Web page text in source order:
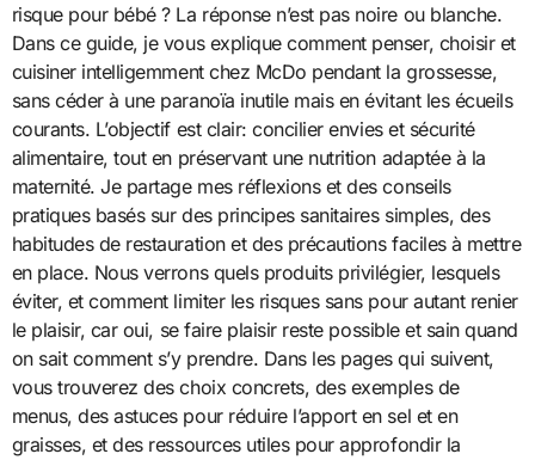
risque pour bébé ? La réponse n’est pas noire ou blanche.
Dans ce guide, je vous explique comment penser, choisir et
cuisiner intelligemment chez McDo pendant la grossesse,
sans céder à une paranoïa inutile mais en évitant les écueils
courants. L’objectif est clair: concilier envies et sécurité
alimentaire, tout en préservant une nutrition adaptée à la
maternité. Je partage mes réflexions et des conseils
pratiques basés sur des principes sanitaires simples, des
habitudes de restauration et des précautions faciles à mettre
en place. Nous verrons quels produits privilégier, lesquels
éviter, et comment limiter les risques sans pour autant renier
le plaisir, car oui, se faire plaisir reste possible et sain quand
on sait comment s’y prendre. Dans les pages qui suivent,
vous trouverez des choix concrets, des exemples de
menus, des astuces pour réduire l’apport en sel et en
graisses, et des ressources utiles pour approfondir la